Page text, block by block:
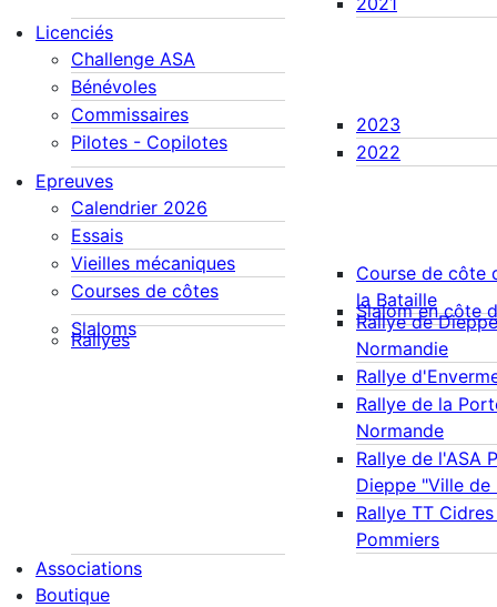
Licenciés
Challenge ASA
Bénévoles
Commissaires
Pilotes - Copilotes
2023
2022
Epreuves
Calendrier 2026
Essais
Vieilles mécaniques
Courses de côtes
Course de côte
la Bataille
Slaloms
Slalom en côte
Rallyes
Rallye de Dieppe
Normandie
Rallye
Rallye de la
Normande
Rallye de l'ASA
Dieppe "Ville de
Rallye TT
Pommiers
Associations
Boutique